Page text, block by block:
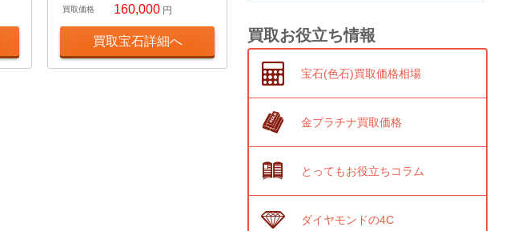
買取価格 160,000 円
買取宝石詳細へ 買取お役立ち情報
宝石(色石)買取価格相場
金プラチナ買取価格
とってもお役立ちコラム
ダイヤモンドの4C